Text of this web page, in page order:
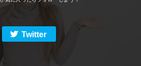
Twitter